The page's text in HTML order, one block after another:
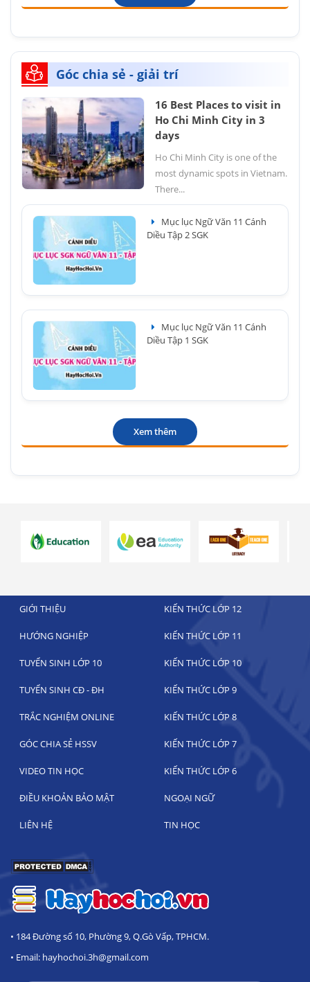
Góc chia sẻ - giải trí
16 Best Places to visit in
Ho Chi Minh City in 3
days
Ho Chi Minh City is one of the
most dynamic spots in Vietnam.
There...
Mục lục Ngữ Văn 11 Cánh
Diều Tập 2 SGK
Mục lục Ngữ Văn 11 Cánh
Diều Tập 1 SGK
Xem thêm
GIỚI THIỆU KIẾN THỨC LỚP 12
HƯỚNG NGHIỆP KIẾN THỨC LỚP 11
TUYỂN SINH LỚP 10 KIẾN THỨC LỚP 10
TUYỂN SINH CĐ - ĐH KIẾN THỨC LỚP 9
TRẮC NGHIỆM ONLINE KIẾN THỨC LỚP 8
GÓC CHIA SẺ HSSV KIẾN THỨC LỚP 7
VIDEO TIN HỌC KIẾN THỨC LỚP 6
ĐIỀU KHOẢN BẢO MẬT NGOẠI NGỮ
LIÊN HỆ TIN HỌC
• 184 Đường số 10, Phường 9, Q.Gò Vấp, TPHCM.
• Email: hayhochoi.3h@gmail.com